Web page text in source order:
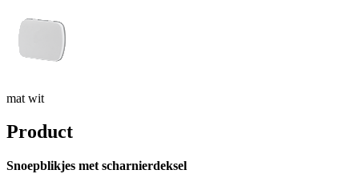
mat wit
Product
Snoepblikjes met scharnierdeksel